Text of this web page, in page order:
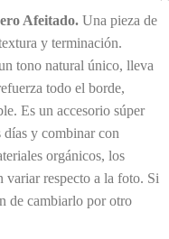
Afeitado. Una pieza de
y terminación.
tono natural único, lleva
todo el borde,
Es un accesorio súper
días y combinar con
orgánicos, los
variar respecto a la foto. Si
de cambiarlo por otro